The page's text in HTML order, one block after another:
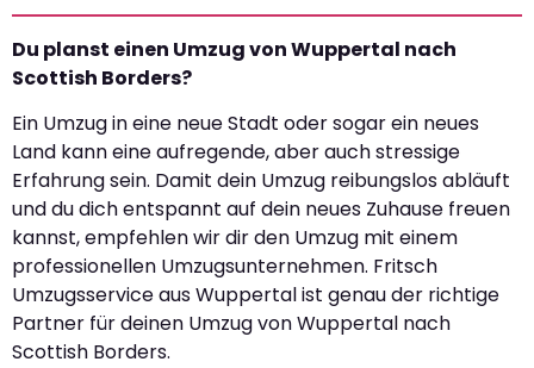
Du planst einen Umzug von Wuppertal nach
Scottish Borders?
Ein Umzug in eine neue Stadt oder sogar ein neues
Land kann eine aufregende, aber auch stressige
Erfahrung sein. Damit dein Umzug reibungslos abläuft
und du dich entspannt auf dein neues Zuhause freuen
kannst, empfehlen wir dir den Umzug mit einem
professionellen Umzugsunternehmen. Fritsch
Umzugsservice aus Wuppertal ist genau der richtige
Partner für deinen Umzug von Wuppertal nach
Scottish Borders.